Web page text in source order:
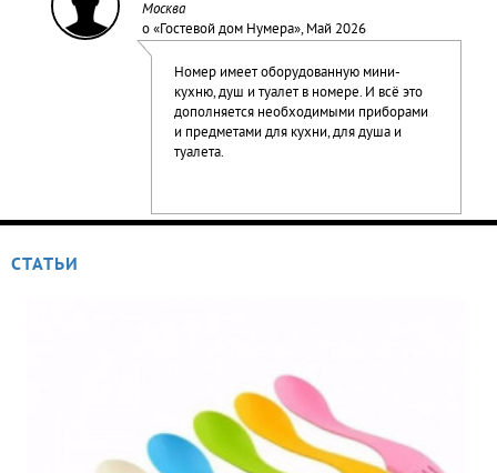
Москва
о «Гостевой дом Нумера», Май 2026
Номер имеет оборудованную мини-
кухню, душ и туалет в номере. И всё это
дополняется необходимыми приборами
и предметами для кухни, для душа и
туалета.
СТАТЬИ